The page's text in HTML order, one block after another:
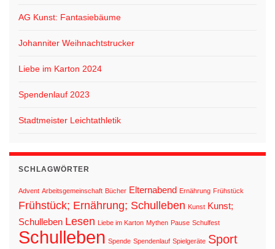
AG Kunst: Fantasiebäume
Johanniter Weihnachtstrucker
Liebe im Karton 2024
Spendenlauf 2023
Stadtmeister Leichtathletik
SCHLAGWÖRTER
Advent Arbeitsgemeinschaft Bücher Elternabend Ernährung Frühstück
Frühstück; Ernährung; Schulleben Kunst Kunst;
Schulleben Lesen Liebe im Karton Mythen Pause Schulfest
Schulleben Spende Spendenlauf Spielgeräte Sport